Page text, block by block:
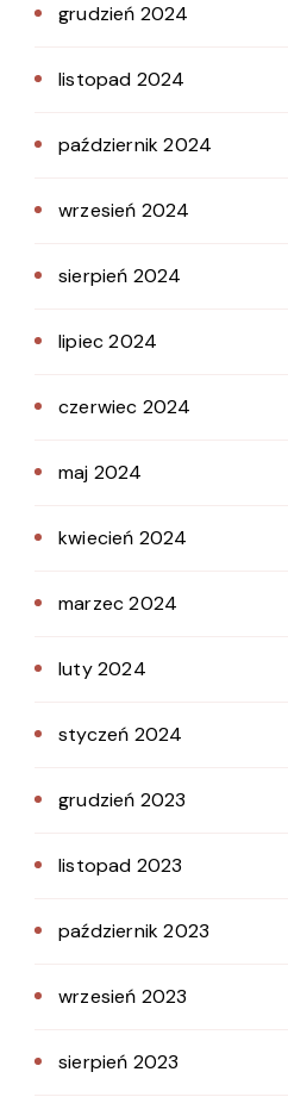
grudzień 2024
listopad 2024
październik 2024
wrzesień 2024
sierpień 2024
lipiec 2024
czerwiec 2024
maj 2024
kwiecień 2024
marzec 2024
luty 2024
styczeń 2024
grudzień 2023
listopad 2023
październik 2023
wrzesień 2023
sierpień 2023